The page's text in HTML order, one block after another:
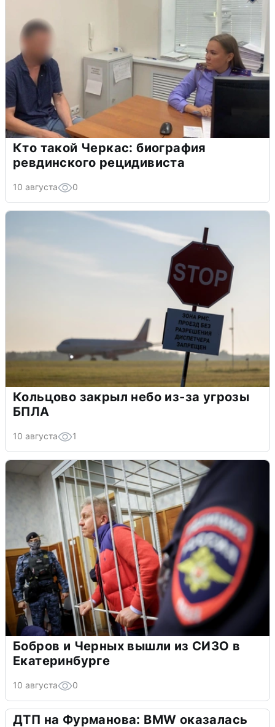
Кто такой Черкас: биография
ревдинского рецидивиста
10 августа 0
Кольцово закрыл небо из-за угрозы
БПЛА
10 августа 1
Бобров и Черных вышли из СИЗО в
Екатеринбурге
10 августа 0
ДТП на Фурманова: BMW оказалась